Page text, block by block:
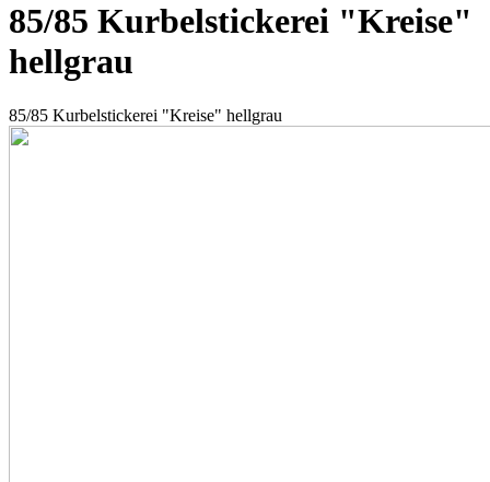
85/85 Kurbelstickerei "Kreise"
hellgrau
85/85 Kurbelstickerei "Kreise" hellgrau